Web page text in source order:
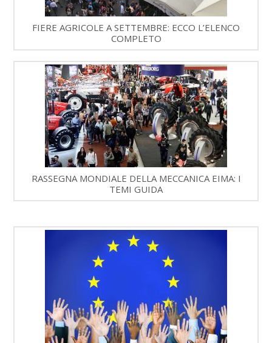
FIERE AGRICOLE A SETTEMBRE: ECCO L’ELENCO
COMPLETO
RASSEGNA MONDIALE DELLA MECCANICA EIMA: I
TEMI GUIDA